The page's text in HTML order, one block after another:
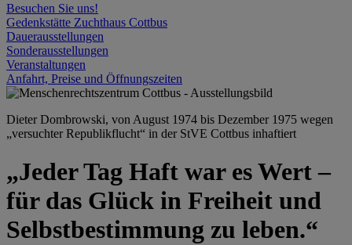
Besuchen Sie uns!
Gedenkstätte Zuchthaus Cottbus
Dauerausstellungen
Sonderausstellungen
Veranstaltungen
Anfahrt, Preise und Öffnungszeiten
Dieter Dombrowski, von August 1974 bis Dezember 1975 wegen
„versuchter Republikflucht“ in der StVE Cottbus inhaftiert
„Jeder Tag Haft war es Wert –
für das Glück in Freiheit und
Selbstbestimmung zu leben.“